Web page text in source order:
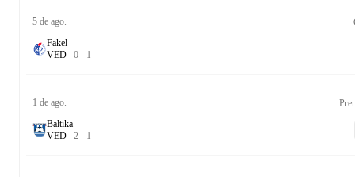
5 de ago.
Fakel
VED 0 - 1
1 de ago.
Baltika
VED 2 - 1